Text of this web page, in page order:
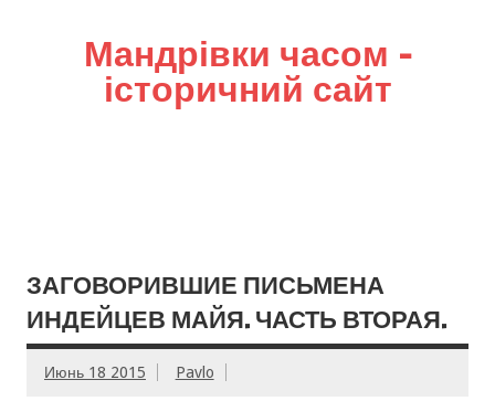
Мандрівки часом –
історичний сайт
ЗАГОВОРИВШИЕ ПИСЬМЕНА
ИНДЕЙЦЕВ МАЙЯ. ЧАСТЬ ВТОРАЯ.
Июнь 18 2015 Pavlo